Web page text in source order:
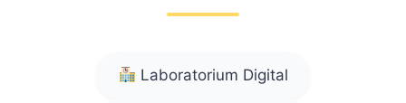
Laboratorium Digital